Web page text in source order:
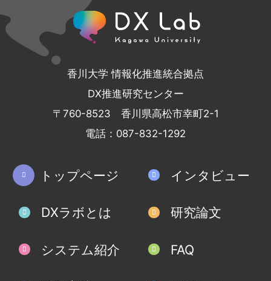
香川大学 情報化推進統合拠点
DX推進研究センター
〒760-8523 香川県高松市幸町2-1
電話：087-832-1292
トップページ
DXラボとは
システム紹介
インタビュー
研究論文
FAQ